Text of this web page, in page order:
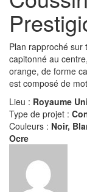
Plan rapproché sur
capitonné au
orange, de forme
est composé de
Lieu : Royaume Uni
Type de projet :
Couleurs : Noir,
Ocre